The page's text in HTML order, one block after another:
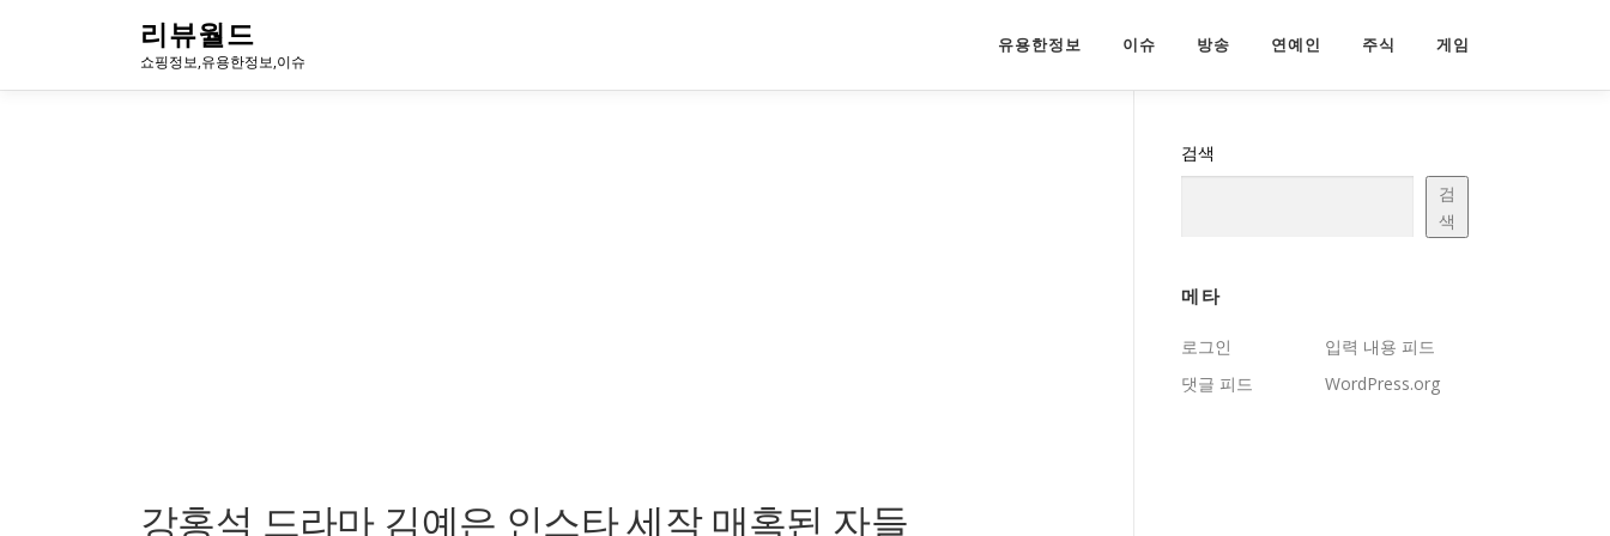
로
리뷰월드
쇼핑정보,유용한정보,이슈
유용한정보 이슈 방송 연예인 주식 게임
강홍석 드라마 김예은 인스타 세작 매혹된 자들
검색
검
색
메타
로그인
입력 내용 피드
댓글 피드
WordPress.org